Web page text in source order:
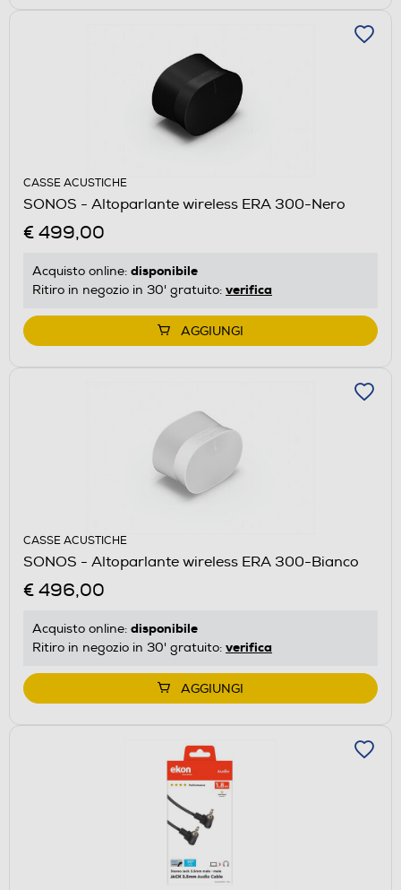
CASSE ACUSTICHE
SONOS - Altoparlante wireless ERA 300-Nero
€ 499,00
Acquisto online: disponibile
Ritiro in negozio in 30' gratuito: verifica
AGGIUNGI
CASSE ACUSTICHE
SONOS - Altoparlante wireless ERA 300-Bianco
€ 496,00
Acquisto online: disponibile
Ritiro in negozio in 30' gratuito: verifica
AGGIUNGI